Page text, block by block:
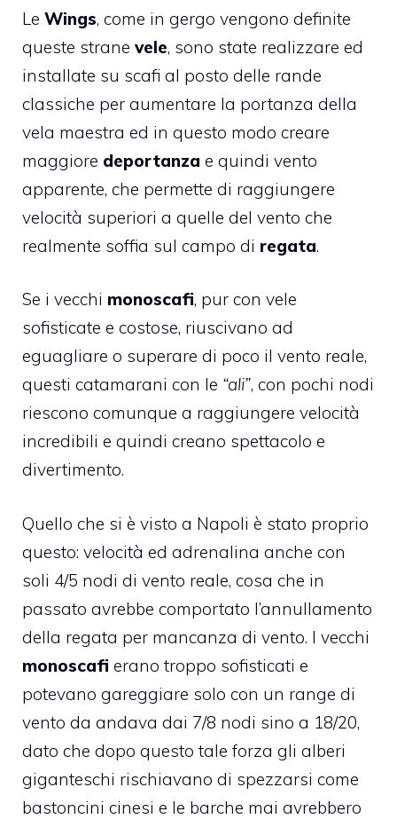
Le Wings, come in gergo vengono definite
queste strane vele, sono state realizzare ed
installate su scafi al posto delle rande
classiche per aumentare la portanza della
vela maestra ed in questo modo creare
maggiore deportanza e quindi vento
apparente, che permette di raggiungere
velocità superiori a quelle del vento che
realmente soffia sul campo di regata.
Se i vecchi monoscafi, pur con vele
sofisticate e costose, riuscivano ad
eguagliare o superare di poco il vento reale,
questi catamarani con le “ali”, con pochi nodi
riescono comunque a raggiungere velocità
incredibili e quindi creano spettacolo e
divertimento.
Quello che si è visto a Napoli è stato proprio
questo: velocità ed adrenalina anche con
soli 4/5 nodi di vento reale, cosa che in
passato avrebbe comportato l’annullamento
della regata per mancanza di vento. I vecchi
monoscafi erano troppo sofisticati e
potevano gareggiare solo con un range di
vento da andava dai 7/8 nodi sino a 18/20,
dato che dopo questo tale forza gli alberi
giganteschi rischiavano di spezzarsi come
bastoncini cinesi e le barche mai avrebbero